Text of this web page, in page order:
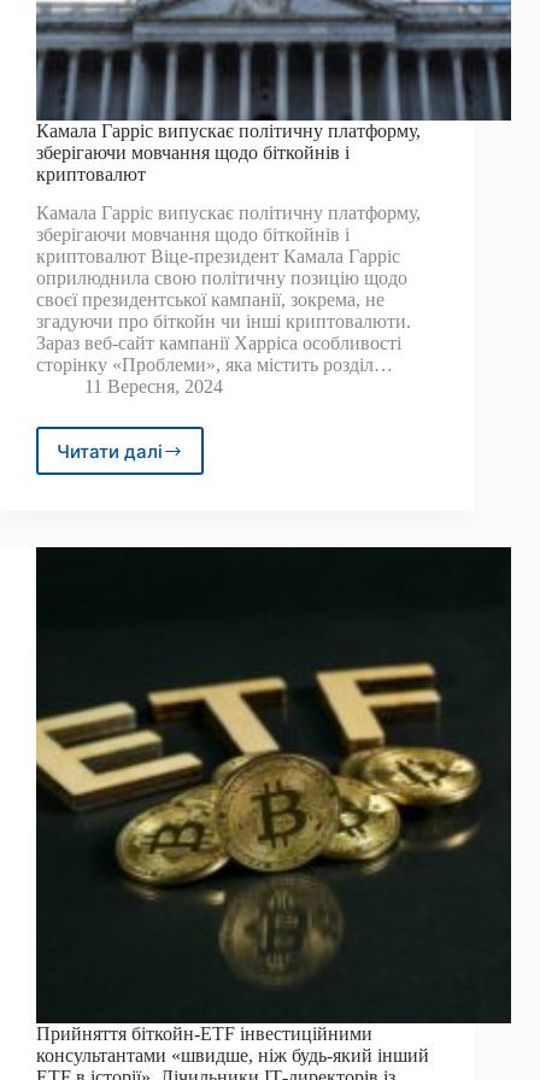
Камала Гарріс випускає політичну платформу,
зберігаючи мовчання щодо біткойнів і
криптовалют
Камала Гарріс випускає політичну платформу,
зберігаючи мовчання щодо біткойнів і
криптовалют Віце-президент Камала Гарріс
оприлюднила свою політичну позицію щодо
своєї президентської кампанії, зокрема, не
згадуючи про біткойн чи інші криптовалюти.
Зараз веб-сайт кампанії Харріса особливості
сторінку «Проблеми», яка містить розділ…
11 Вересня, 2024
Читати далі
Камала
платформу,
криптовалют
Прийняття біткойн-ETF інвестиційними
консультантами «швидше, ніж будь-який інший